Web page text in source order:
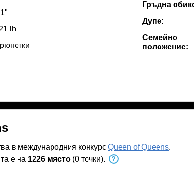
lb
Гръдна
Дупе:
Семейно
положение:
в международния конкурс Queen of Queens.
е на 1226 място (0 точки).